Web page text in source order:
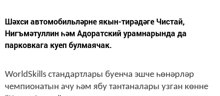
Шәхси автомобильләрне якын-тирәдәге Чистай,
Нигъмәтуллин һәм Адоратский урамнарында да
парковкага куеп булмаячак.
WorldSkills стандартлары буенча эшче һөнәрләр
чемпионатын ачу һәм ябу тантаналары узган көнне